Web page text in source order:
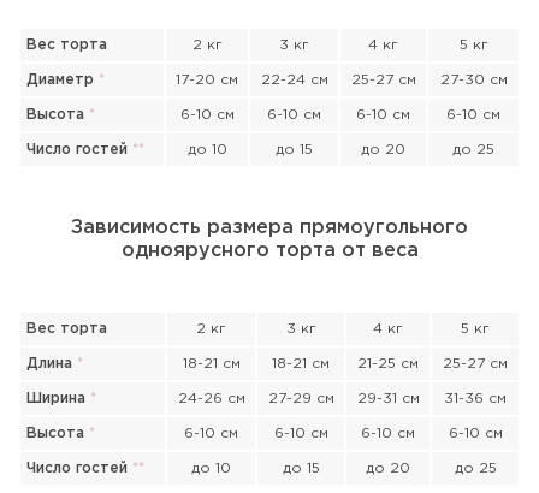
Вес торта 2 кг 3 кг 4 кг 5 кг
Диаметр * 17-20 см 22-24 см 25-27 см 27-30 см
Высота * 6-10 см 6-10 см 6-10 см 6-10 см
Число гостей ** до 10 до 15 до 20 до 25
Зависимость размера прямоугольного
одноярусного торта от веса
Вес торта 2 кг 3 кг 4 кг 5 кг
Длина * 18-21 см 18-21 см 21-25 см 25-27 см
Ширина * 24-26 см 27-29 см 29-31 см 31-36 см
Высота * 6-10 см 6-10 см 6-10 см 6-10 см
Число гостей ** до 10 до 15 до 20 до 25
Прикрепить файл или фото